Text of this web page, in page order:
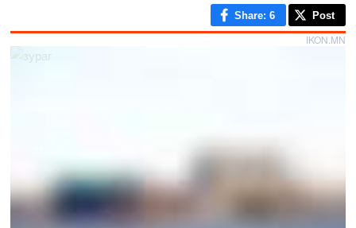
Share: 6 Post
IKON.MN